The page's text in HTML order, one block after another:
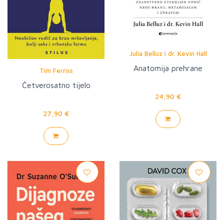
Tim Ferriss
Četverosatno tijelo
27,90 €
Julia Belluz i dr. Kevin Hall
Anatomija prehrane
24,90 €